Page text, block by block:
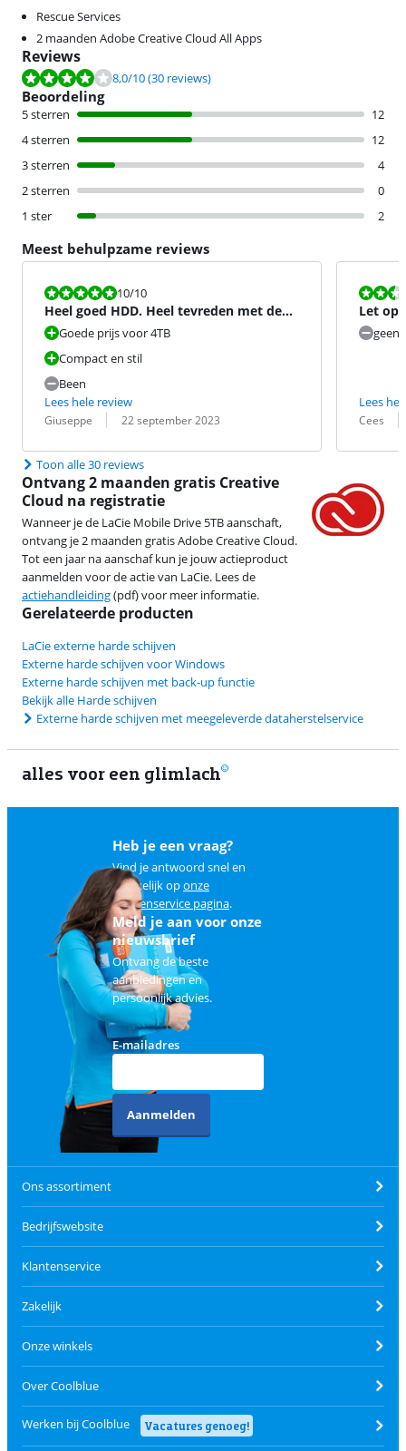
Rescue Services
2 maanden Adobe Creative Cloud All Apps
Reviews
Beoordeling is 8,0 van de 10, gebaseerd op 30 reviews.
8,0/10(30 reviews)
Beoordeling
5 sterren
12
4 sterren
12
3 sterren
4
2 sterren
0
1 ster
2
Meest behulpzame reviews
Beoordeling is 10 van de 10.
10/10
Heel goed HDD. Heel tevreden met de
aankoop
Goede prijs voor 4TB
Compact en stil
Been
Lees hele review
Beoordeling door:
Giuseppe
Datum: 22 september 2023
Let op
geen
Lees
Cees
Datum:
Toon alle 30 reviews
Ontvang 2 maanden gratis Creative
Cloud na registratie
Wanneer je de LaCie Mobile Drive 5TB aanschaft,
ontvang je 2 maanden gratis Adobe Creative Cloud.
Tot een jaar na aanschaf kun je jouw actieproduct
aanmelden voor de actie van LaCie. Lees de
actiehandleiding(pdf) voor meer informatie.
Gerelateerde producten
LaCie externe harde schijven
Externe harde schijven voor Windows
Externe harde schijven met back-up functie
Bekijk alle Harde schijven
Externe harde schijven met meegeleverde dataherstelservice
alles voor een glimlach
Heb je een vraag?
Vind je antwoord snel en
makkelijk oponze
klantenservice pagina.
Meld je aan voor onze
nieuwsbrief
Ontvang de beste
aanbiedingen en
persoonlijk advies.
E-mailadres
Aanmelden
Ons assortiment
Bedrijfswebsite
Klantenservice
Zakelijk
Onze winkels
Over Coolblue
Werken bij Coolblue Vacatures genoeg!